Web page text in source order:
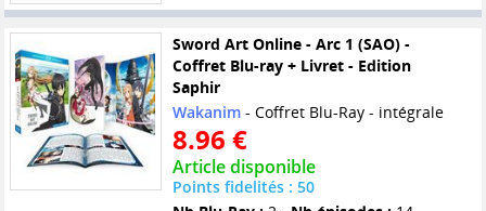
Sword Art Online - Arc 1 (SAO) -
Coffret Blu-ray + Livret - Edition
Saphir
Wakanim- Coffret Blu-Ray - intégrale
8.96 €
Article disponible
Points fidelités : 50